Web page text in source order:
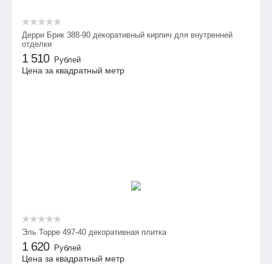
Дерри Брик 388-90 декоративный кирпич для внутренней
отделки
1 510 Рублей
Цена за квадратный метр
Эль Торре 497-40 декоративная плитка
1 620 Рублей
Цена за квадратный метр